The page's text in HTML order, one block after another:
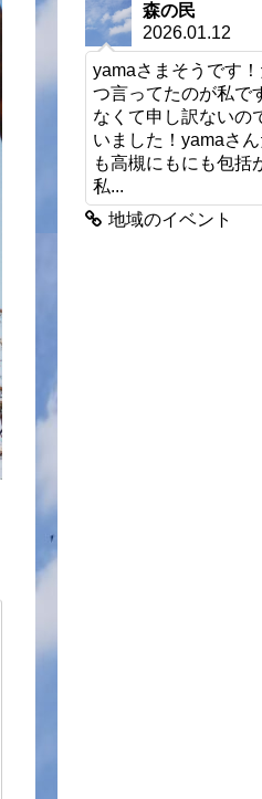
森の民
2026.01.12
yamaさまそうです
つ言ってたのが私で
なくて申し訳ないの
いました！yamaさ
も高槻にもにも包括
私...
地域のイベント